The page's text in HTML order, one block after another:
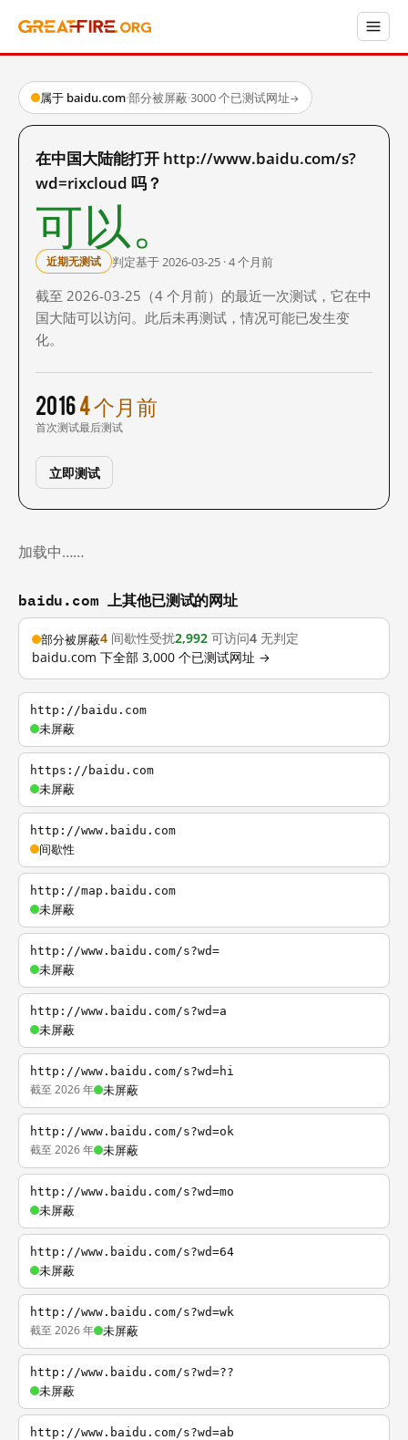
属于 baidu.com·部分被屏蔽·3000 个已测试网址→
在中国大陆能打开 http://www.baidu.com/s?
wd=rixcloud 吗？
可以。
近期无测试 判定基于 2026-03-25 · 4 个月前
截至 2026-03-25（4 个月前）的最近一次测试，它在中
国大陆可以访问。此后未再测试，情况可能已发生变
化。
2016
首次测试
4 个月前
最后测试
立即测试
加载中……
baidu.com 上其他已测试的网址
部分被屏蔽4 间歇性受扰2,992 可访问4 无判定
baidu.com 下全部 3,000 个已测试网址 →
http://baidu.com
未屏蔽
https://baidu.com
未屏蔽
http://www.baidu.com
间歇性
http://map.baidu.com
未屏蔽
http://www.baidu.com/s?wd=
未屏蔽
http://www.baidu.com/s?wd=a
未屏蔽
http://www.baidu.com/s?wd=hi
截至 2026 年 未屏蔽
http://www.baidu.com/s?wd=ok
截至 2026 年 未屏蔽
http://www.baidu.com/s?wd=mo
未屏蔽
http://www.baidu.com/s?wd=64
未屏蔽
http://www.baidu.com/s?wd=wk
截至 2026 年 未屏蔽
http://www.baidu.com/s?wd=??
未屏蔽
http://www.baidu.com/s?wd=ab